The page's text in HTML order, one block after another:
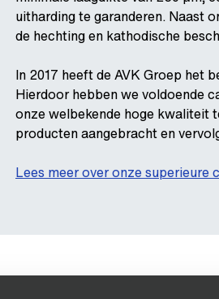
uitharding te garanderen. Naast
de hechting en kathodische
In 2017 heeft de AVK Groep het
Hierdoor hebben we voldoende
onze welbekende hoge kwaliteit
producten aangebracht en
Lees meer over onze superieure